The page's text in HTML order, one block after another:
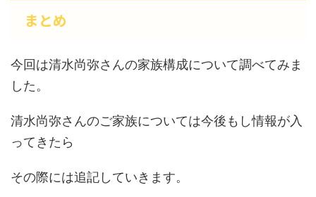
まとめ
今回は清水尚弥さんの家族構成について調べてみま
した。
清水尚弥さんのご家族については今後もし情報が入
ってきたら
その際には追記していきます。